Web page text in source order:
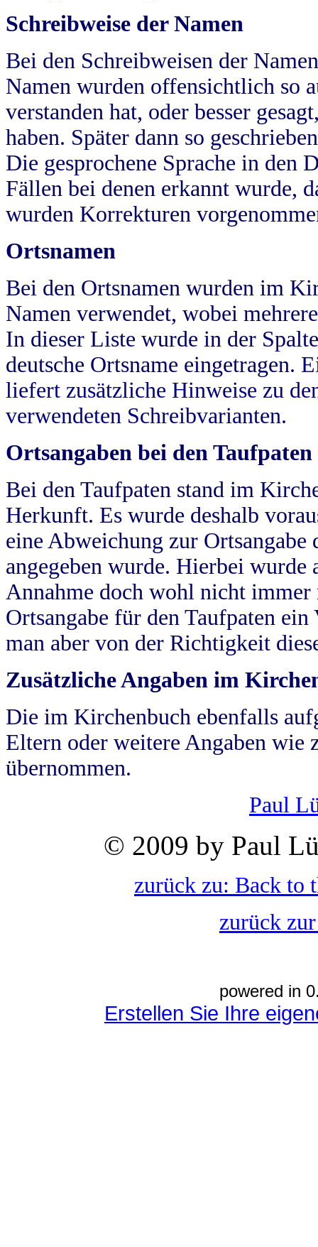
Schreibweise der Namen
Bei den Schreibweisen der
Namen wurden offensichtlich so
verstanden hat, oder besser
haben. Später dann so
Die gesprochene Sprache in
Fällen bei denen erkannt wurde,
wurden Korrekturen
Ortsnamen
Bei den Ortsnamen wurden im
Namen verwendet, wobei
In dieser Liste wurde in der
deutsche Ortsname eingetragen.
liefert zusätzliche Hinweise zu
verwendeten Schreibvarianten.
Ortsangaben bei den Taufpaten
Bei den Taufpaten stand im
Herkunft. Es wurde deshalb
eine Abweichung zur
angegeben wurde. Hierbei wurde
Annahme doch wohl nicht
Ortsangabe für den Taufpaten
man aber von der Richtigkeit
Zusätzliche Angaben im
Die im Kirchenbuch ebenfalls
Eltern oder weitere Angaben wie
übernommen.
Paul
© 2009 by Paul
zurück zu: Back to
zurück
powered in
Erstellen Sie Ihre